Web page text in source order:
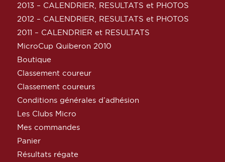
2013 – CALENDRIER, RESULTATS et PHOTOS
2012 – CALENDRIER, RESULTATS et PHOTOS
2011 – CALENDRIER et RESULTATS
MicroCup Quiberon 2010
Boutique
Classement coureur
Classement coureurs
Conditions générales d’adhésion
Les Clubs Micro
Mes commandes
Panier
Résultats régate